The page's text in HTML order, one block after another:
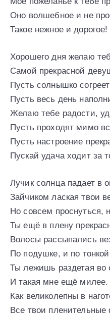
Оно волшебное и не
Такое нежное и дорогое!
Хорошего дня желаю
Самой прекрасной
Пусть солнышко
Пусть весь день
Желаю тебе радости,
Пусть проходят мимо
Пусть настроение
Пускай удача ходит за
Лучик солнца падает в
Зайчиком лаская твои
Но совсем проснуться,
Ты ещё в плену
Волосы рассыпались
По подушке, и по
Ты лежишь раздетая во
И такая мне ещё милее.
Как великолепны в
Все твои